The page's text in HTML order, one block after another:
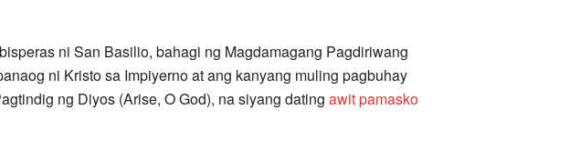
ni San Basilio, bahagi ng Magdamagang Pagdiriwang
ni Kristo sa Impiyerno at ang kanyang muling pagbuhay
ng Diyos (Arise, O God), na siyang datingawit pamasko